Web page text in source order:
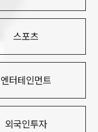
스포츠
엔터테인먼트
외국인투자